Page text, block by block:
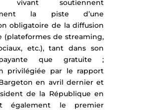
vivant soutiennent
la piste d’une
obligatoire de la diffusion
(plateformes de streaming,
etc.), tant dans son
que gratuite ;
privilégiée par le rapport
en avril dernier et
de la République en
également le premier